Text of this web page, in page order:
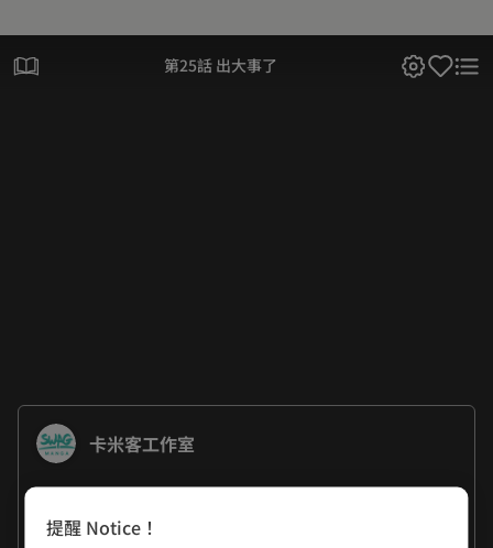
第25話 出大事了
卡米客工作室
謝謝大家的閱讀。
提醒 Notice！